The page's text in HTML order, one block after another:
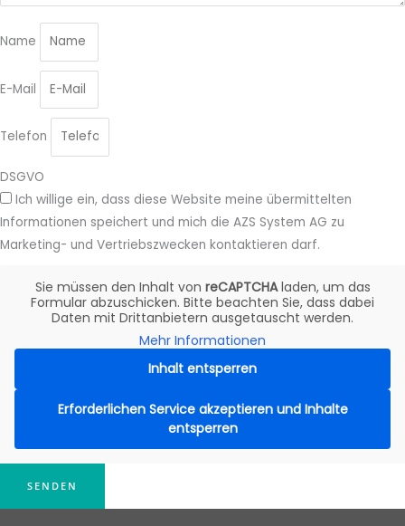
Name
E-Mail
Telefon
DSGVO
Ich willige ein, dass diese Website meine übermittelten
Informationen speichert und mich die AZS System AG zu
Marketing- und Vertriebszwecken kontaktieren darf.
Sie müssen den Inhalt von reCAPTCHAladen, um das
Formular abzuschicken. Bitte beachten Sie, dass dabei
Daten mit Drittanbietern ausgetauscht werden.
Mehr Informationen
Inhalt entsperren
Erforderlichen Service akzeptieren und Inhalte
entsperren
SENDEN